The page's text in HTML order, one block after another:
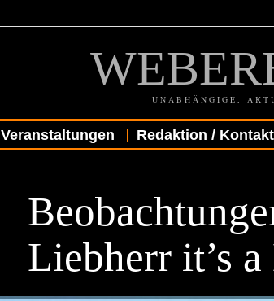
UNABHÄNGIGE,
Veranstaltungen Redaktion / Kontakt
Liebherr it’s